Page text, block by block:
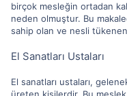
birçok mesleğin ortadan
neden olmuştur. Bu
sahip olan ve nesli
El Sanatları Ustaları
El sanatları ustaları,